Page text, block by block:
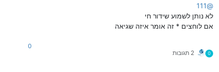
@
111
לא נותן לשמוע שידור חי
אם לוחצים * זה אומר איזה שגיאה
0 2 תגובות
0